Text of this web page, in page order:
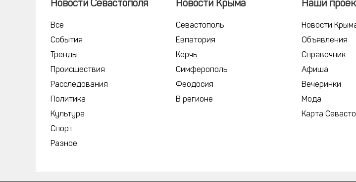
Новости Севастополя
Все
События
Тренды
Происшествия
Расследования
Политика
Культура
Спорт
Разное
Новости Крыма
Севастополь
Евпатория
Керчь
Симферополь
Феодосия
В регионе
Наши
Новости
Объявления
Справочник
Афиша
Вечеринки
Мода
Карта